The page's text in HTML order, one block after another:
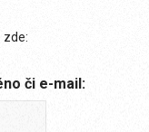
zde:
či e-mail: